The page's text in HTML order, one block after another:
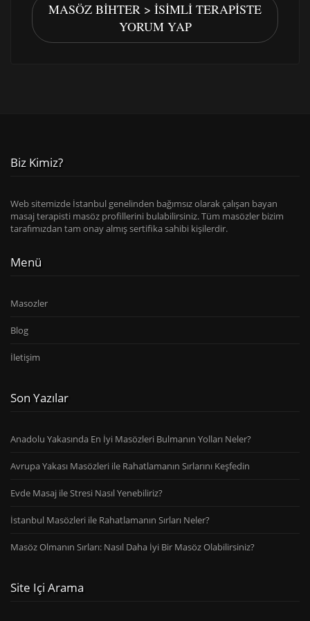
MASÖZ BIHTER > İSIMLI TERAPISTE
YORUM YAP
Biz Kimiz?
Web sitemizde İstanbul genelinden bağımsız olarak çalışan bayan
masaj terapisti masöz profillerini bulabilirsiniz. Tüm masözler bizim
tarafımızdan tam onay almış sertifika sahibi kişilerdir.
Menü
Masozler
Blog
İletişim
Son Yazılar
Anadolu Yakasında En İyi Masözleri Bulmanın Yolları Neler?
Avrupa Yakası Masözleri ile Rahatlamanın Sırlarını Keşfedin
Evde Masaj ile Stresi Nasıl Yenebiliriz?
İstanbul Masözleri ile Rahatlamanın Sırları Neler?
Masöz Olmanın Sırları: Nasıl Daha İyi Bir Masöz Olabilirsiniz?
Site Içi Arama